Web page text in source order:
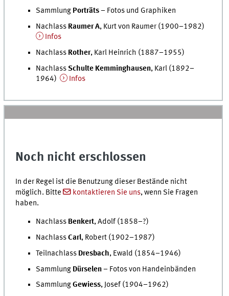
Sammlung Porträts– Fotos und Graphiken
Nachlass Raumer A, Kurt von Raumer (1900–1982)
Infos
Nachlass Rother, Karl Heinrich (1887–1955)
NachlassSchulte Kemminghausen, Karl (1892–
1964)
Infos
Noch nicht erschlossen
In der Regel ist die Benutzung dieser Bestände nicht
möglich. Bitte
kontaktieren Sie uns, wenn Sie Fragen
haben.
Nachlass Benkert, Adolf (1858–?)
NachlassCarl, Robert (1902–1987)
Teilnachlass Dresbach, Ewald (1854–1946)
Sammlung Dürselen– Fotos von Handeinbänden
SammlungGewiess, Josef (1904–1962)